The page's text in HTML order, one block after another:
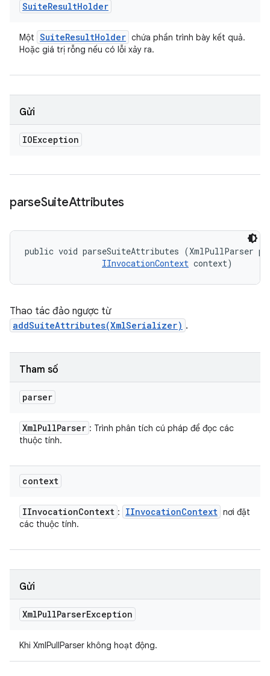
SuiteResultHolder
Một SuiteResultHolder chứa phần trình bày kết quả.
Hoặc giá trị rỗng nếu có lỗi xảy ra.
Gửi
IOException
parseSuiteAttributes
public void parseSuiteAttributes (XmlPullParser
IInvocationContext context)
Thao tác đảo ngược từ
addSuiteAttributes(XmlSerializer) .
Tham số
parser
XmlPullParser : Trình phân tích cú pháp để đọc các
thuộc tính.
context
IInvocationContext : IInvocationContext nơi đặt
các thuộc tính.
Gửi
XmlPullParserException
Khi XmlPullParser không hoạt động.